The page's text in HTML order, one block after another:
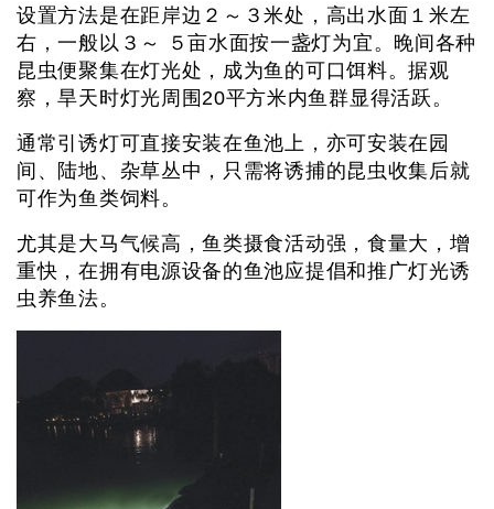
设置方法是在距岸边２～３米处，高出水面１米左
右，一般以３～ ５亩水面按一盏灯为宜。晚间各种
昆虫便聚集在灯光处，成为鱼的可口饵料。据观
察，旱天时灯光周围20平方米内鱼群显得活跃。
通常引诱灯可直接安装在鱼池上，亦可安装在园
间、陆地、杂草丛中，只需将诱捕的昆虫收集后就
可作为鱼类饲料。
尤其是大马气候高，鱼类摄食活动强，食量大，增
重快，在拥有电源设备的鱼池应提倡和推广灯光诱
虫养鱼法。